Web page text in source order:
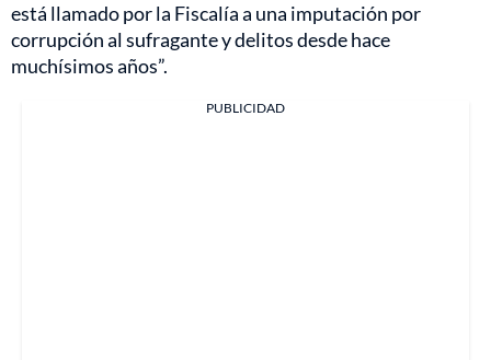
está llamado por la Fiscalía a una imputación por
corrupción al sufragante y delitos desde hace
muchísimos años”.
PUBLICIDAD